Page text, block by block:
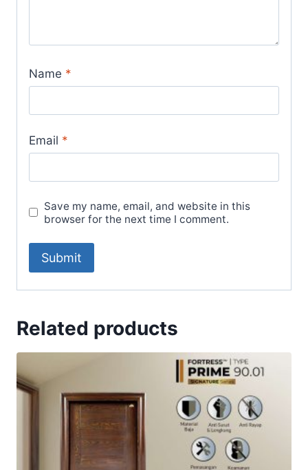
Name *
Email *
Save my name, email, and website in this
browser for the next time I comment.
Related products